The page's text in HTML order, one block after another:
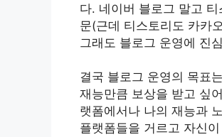
다. 네이버 블로그 말고
문(근데 티스토리도 카카
그래도 블로그 운영에 진
결국 블로그 운영의 목표
재능만큼 보상을 받고 싶
랫폼에서나 나의 재능과
플랫폼들을 거르고 자신